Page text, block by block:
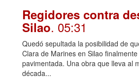
Regidores contra
Silao. 05:31
Quedó sepultada la posibilidad de
Clara de Marines en Silao
pavimentada. Una obra que lleva al
década...